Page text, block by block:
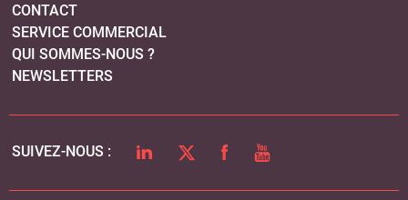
CONTACT
SERVICE COMMERCIAL
QUI SOMMES-NOUS ?
NEWSLETTERS
SUIVEZ-NOUS : LINKEDINTWITTERFACEBOOK
YOUTUBE